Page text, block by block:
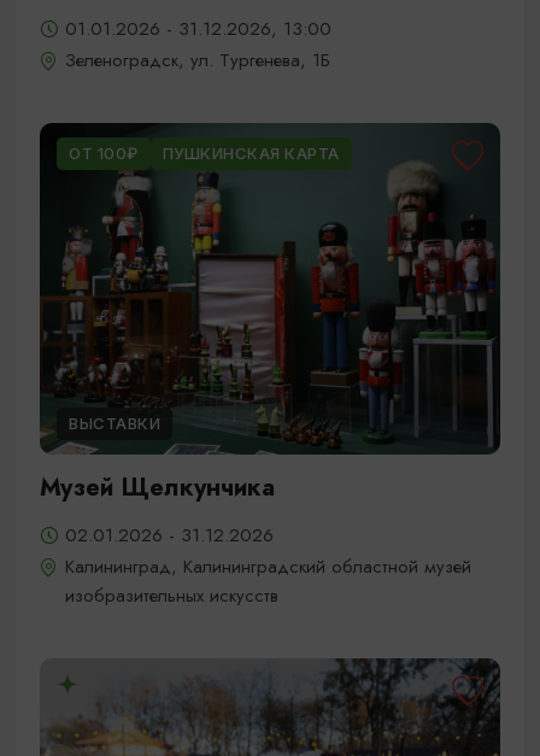
01.01.2026 - 31.12.2026, 13:00
Зеленоградск, ул. Тургенева, 1Б
ОТ 100₽ ПУШКИНСКАЯ КАРТА
ВЫСТАВКИ
Музей Щелкунчика
02.01.2026 - 31.12.2026
Калининград, Калининградский областной музей
изобразительных искусств